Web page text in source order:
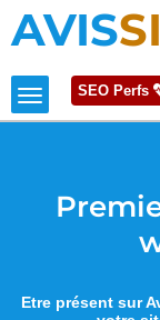
AVIS
SEO Perfs
Etre présent sur